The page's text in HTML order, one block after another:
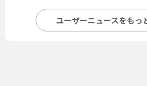
ユーザーニュースをもっ